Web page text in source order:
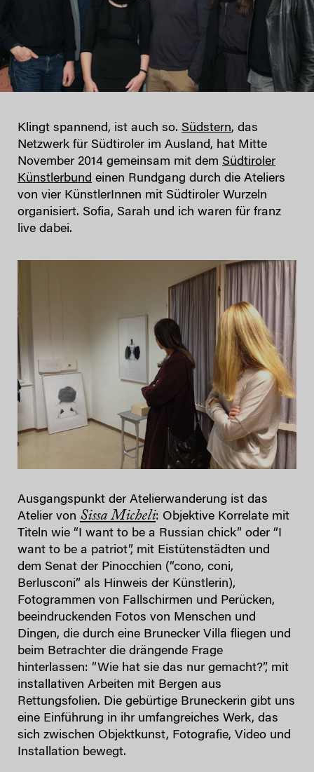
Klingt spannend, ist auch so. Südstern, das
Netzwerk für Südtiroler im Ausland, hat Mitte
November 2014 gemeinsam mit dem Südtiroler
Künstlerbund einen Rundgang durch die Ateliers
von vier KünstlerInnen mit Südtiroler Wurzeln
organisiert. Sofia, Sarah und ich waren für franz
live dabei.
Ausgangspunkt der Atelierwanderung ist das
Atelier von Sissa Micheli: Objektive Korrelate mit
Titeln wie “I want to be a Russian chick” oder “I
want to be a patriot”, mit Eistütenstädten und
dem Senat der Pinocchien (“cono, coni,
Berlusconi” als Hinweis der Künstlerin),
Fotogrammen von Fallschirmen und Perücken,
beeindruckenden Fotos von Menschen und
Dingen, die durch eine Brunecker Villa fliegen und
beim Betrachter die drängende Frage
hinterlassen: “Wie hat sie das nur gemacht?”, mit
installativen Arbeiten mit Bergen aus
Rettungsfolien. Die gebürtige Bruneckerin gibt uns
eine Einführung in ihr umfangreiches Werk, das
sich zwischen Objektkunst, Fotografie, Video und
Installation bewegt.